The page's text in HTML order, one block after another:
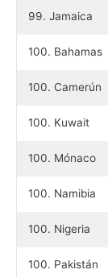
99. Jamaica
100. Bahamas
100. Camerún
100. Kuwait
100. Mónaco
100. Namibia
100. Nigeria
100. Pakistán